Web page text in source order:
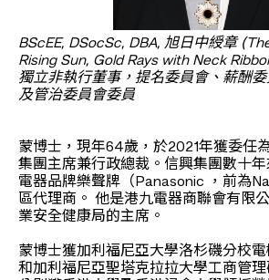
BScEE, DSocSc, DBA, 旭日中綬章
Rising Sun, Gold Rays with Neck
獨立非執行董事，提名委員會、薪酬
及管治委員會委員
蒙博士，現年64歲，於2021年獲委任
集團主席兼行政總裁。信興集團數十
電器品牌樂聲牌（Panasonic ，前為
區代理商。 他是港九電器商聯會有限
業安全健康局的主席。
蒙博士獲加利福尼亞大學洛杉磯分校
和加利福尼亞聖塔克拉拉大學工商管